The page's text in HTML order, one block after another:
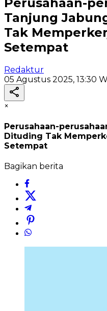
Tanjung
Tak
Setempat
Redaktur
05 Agustus 2025, 13:30
×
Perusahaan-
Dituding Tak
Setempat
Bagikan berita